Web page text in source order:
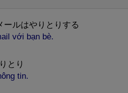
ールはやりとりする
với bạn bè.
とり
tin.